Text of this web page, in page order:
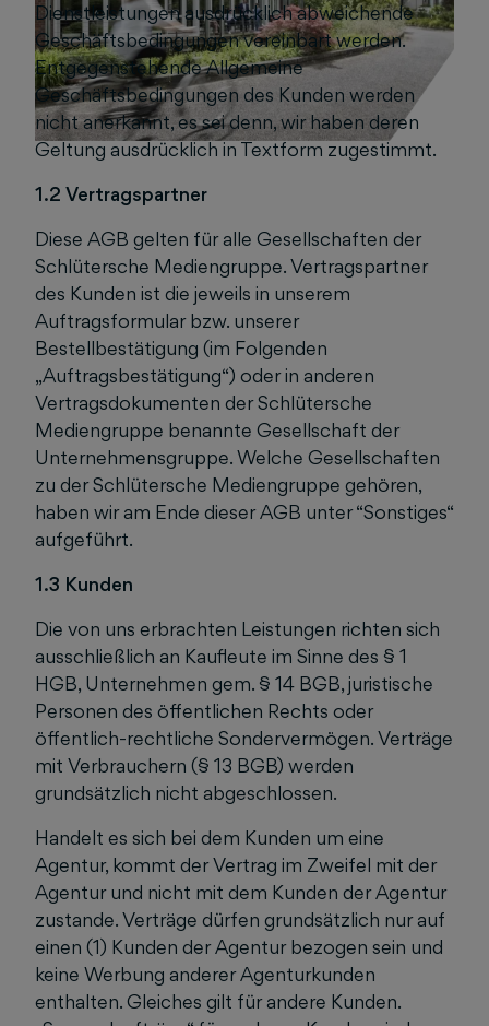
Dienstleistungen ausdrücklich abweichende
Geschäftsbedingungen vereinbart werden.
Entgegenstehende Allgemeine
Geschäftsbedingungen des Kunden werden
nicht anerkannt, es sei denn, wir haben deren
Geltung ausdrücklich in Textform zugestimmt.
1.2 Vertragspartner
Diese AGB gelten für alle Gesellschaften der
Schlütersche Mediengruppe. Vertragspartner
des Kunden ist die jeweils in unserem
Auftragsformular bzw. unserer
Bestellbestätigung (im Folgenden
„Auftragsbestätigung“) oder in anderen
Vertragsdokumenten der Schlütersche
Mediengruppe benannte Gesellschaft der
Unternehmensgruppe. Welche Gesellschaften
zu der Schlütersche Mediengruppe gehören,
haben wir am Ende dieser AGB unter “Sonstiges“
aufgeführt.
1.3 Kunden
Die von uns erbrachten Leistungen richten sich
ausschließlich an Kaufleute im Sinne des § 1
HGB, Unternehmen gem. § 14 BGB, juristische
Personen des öffentlichen Rechts oder
öffentlich-rechtliche Sondervermögen. Verträge
mit Verbrauchern (§ 13 BGB) werden
grundsätzlich nicht abgeschlossen.
Handelt es sich bei dem Kunden um eine
Agentur, kommt der Vertrag im Zweifel mit der
Agentur und nicht mit dem Kunden der Agentur
zustande. Verträge dürfen grundsätzlich nur auf
einen (1) Kunden der Agentur bezogen sein und
keine Werbung anderer Agenturkunden
enthalten. Gleiches gilt für andere Kunden.